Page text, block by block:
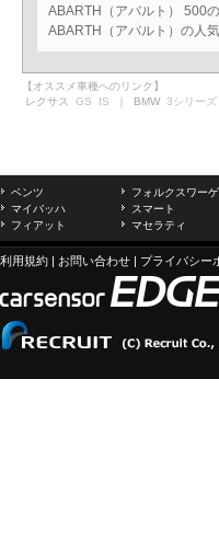
ABARTH（アバルト） 500
ABARTH（アバルト）の人
【オススメ車種へのリンク】
レクサス GS IS ｜ BMW 3シリーズ
ベンツ フォルクスワー
マイバッハ
スマート
フィアット
マセラティ
利用規約 | お問い合わせ | プライバシー